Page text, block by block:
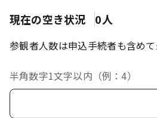
現在の空き状況 0人
参観者人数は申込手続者も含めて
半角数字1文字以内（例：4）